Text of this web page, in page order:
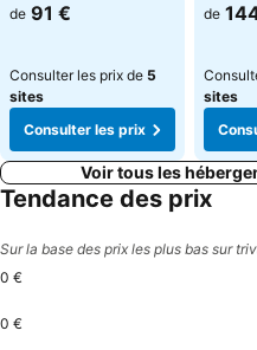
de 91 €
Consulter les prix de 5
sites
Consulter les prix
de
sites
Voir tous les
Tendance des prix
Sur la base des prix les plus bas sur
0 €
0 €